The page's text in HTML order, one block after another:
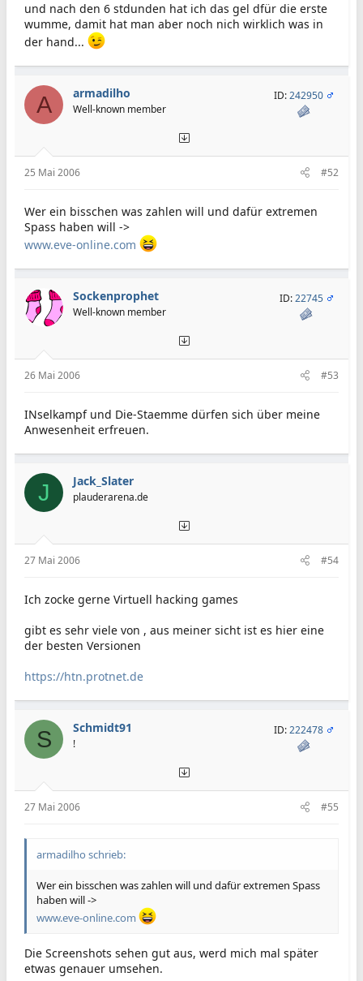
und nach den 6 stdunden hat ich das gel dfür die erste
wumme, damit hat man aber noch nich wirklich was in
der hand...
A armadilho
Well-known member
ID:242950
25 Mai 2006 #52
Wer ein bisschen was zahlen will und dafür extremen
Spass haben will ->
www.eve-online.com
Sockenprophet
Well-known member
ID:22745
26 Mai 2006 #53
INselkampf und Die-Staemme dürfen sich über meine
Anwesenheit erfreuen.
J Jack_Slater
plauderarena.de
27 Mai 2006 #54
Ich zocke gerne Virtuell hacking games
gibt es sehr viele von , aus meiner sicht ist es hier eine
der besten Versionen
https://htn.protnet.de
S Schmidt91
!
ID:222478
27 Mai 2006 #55
armadilho schrieb:
Wer ein bisschen was zahlen will und dafür extremen Spass
haben will ->
www.eve-online.com
Die Screenshots sehen gut aus, werd mich mal später
etwas genauer umsehen.